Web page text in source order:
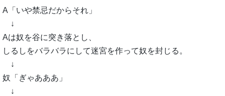
A「いや禁忌だからそれ」
↓
Aは奴を谷に突き落とし、
しるしをバラバラにして迷宮を作って奴を封じる。
↓
奴「ぎゃあああ」
↓